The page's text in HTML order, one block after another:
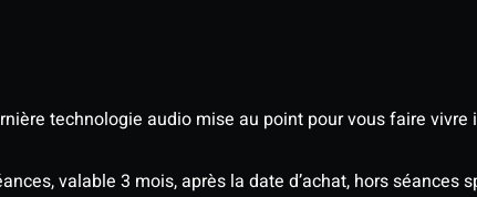
technologie audio mise au point pour vous faire
valable 3 mois, après la date d’achat, hors séances